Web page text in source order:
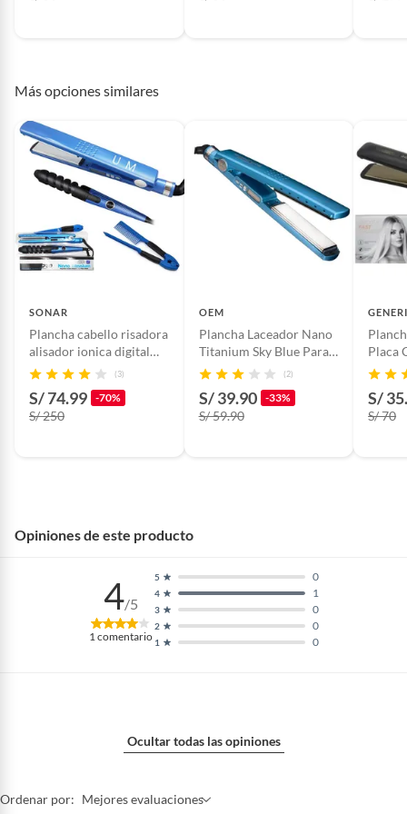
Cantidad contenida
en el empaque
Potencia
proveedor
Largo del cable 3
Más opciones similares
SONAR
Plancha cabello risadora
alisador ionica digital
led 450°fl
(3)
S/ 74.99 -70%
S/ 250
OEM
Plancha Laceador Nano
Titanium Sky Blue Para
todo Tipo de Cabello
(2)
S/ 39.90 -33%
S/ 59.90
Placa
S/
S/ 70
Opiniones de este producto
4/5
1comentario 1 0
2 0
3 0
4 1
5 0
Ocultar todas las opiniones
Ordenar por: Mejores evaluaciones